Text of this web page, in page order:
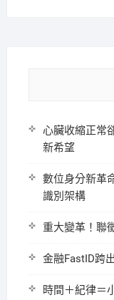
心臟收縮正常
新希望
數位身分新革
識別架構
重大變革！聯
金融FastID跨
時間＋紀律＝